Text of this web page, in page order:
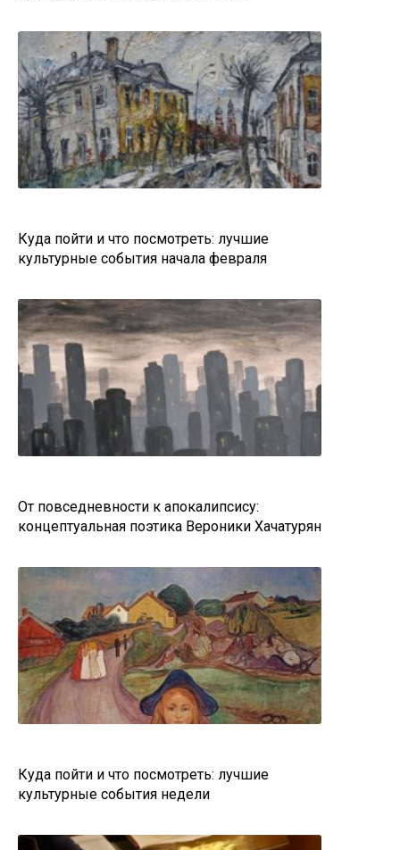
Куда пойти и что посмотреть: лучшие
культурные события начала февраля
От повседневности к апокалипсису:
концептуальная поэтика Вероники Хачатурян
Куда пойти и что посмотреть: лучшие
культурные события недели